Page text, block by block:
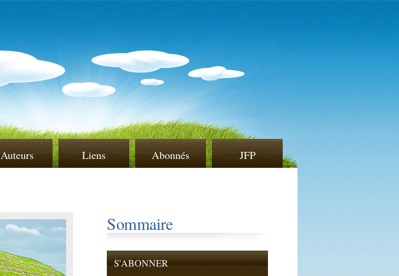
Auteurs Liens Abonnés JFP
Sommaire
S'ABONNER